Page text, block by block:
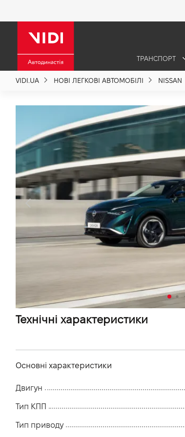
ТРАНСПОРТ
VIDI.UA НОВІ ЛЕГКОВІ АВТОМОБІЛІ NISSAN
Технічні характеристики
Основні характеристики
Двигун
Тип КПП
Тип приводу
Про компанію
Новини
Політика якості
Вакансії
VIDI Кар'єра
Підпишись на наш канал та слідкуй за
акціями, послугами та новинками